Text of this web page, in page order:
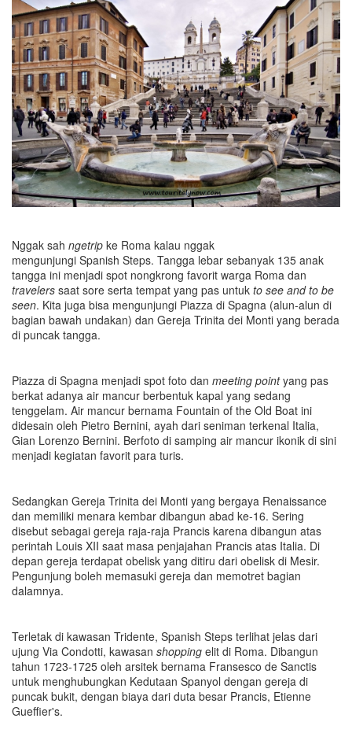
Nggak sah ngetrip ke Roma kalau nggak
mengunjungi Spanish Steps. Tangga lebar sebanyak 135 anak
tangga ini menjadi spot nongkrong favorit warga Roma dan
travelers saat sore serta tempat yang pas untuk to see and to be
seen. Kita juga bisa mengunjungi Piazza di Spagna (alun-alun di
bagian bawah undakan) dan Gereja Trinita dei Monti yang berada
di puncak tangga.
Piazza di Spagna menjadi spot foto dan meeting pointyang pas
berkat adanya air mancur berbentuk kapal yang sedang
tenggelam. Air mancur bernama Fountain of the Old Boat ini
didesain oleh Pietro Bernini, ayah dari seniman terkenal Italia,
Gian Lorenzo Bernini. Berfoto di samping air mancur ikonik di sini
menjadi kegiatan favorit para turis.
Sedangkan Gereja Trinita dei Monti yang bergaya Renaissance
dan memiliki menara kembar dibangun abad ke-16. Sering
disebut sebagai gereja raja-raja Prancis karena dibangun atas
perintah Louis XII saat masa penjajahan Prancis atas Italia. Di
depan gereja terdapat obelisk yang ditiru dari obelisk di Mesir.
Pengunjung boleh memasuki gereja dan memotret bagian
dalamnya.
Terletak di kawasan Tridente, Spanish Steps terlihat jelas dari
ujung Via Condotti, kawasan shopping elit di Roma. Dibangun
tahun 1723-1725 oleh arsitek bernama Fransesco de Sanctis
untuk menghubungkan Kedutaan Spanyol dengan gereja di
puncak bukit, dengan biaya dari duta besar Prancis, Etienne
Gueffier's.